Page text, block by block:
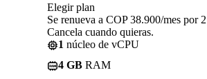
Elegir plan
Se renueva a COP 38.900/mes por
Cancela cuando quieras.
1 núcleo de vCPU
4 GB RAM